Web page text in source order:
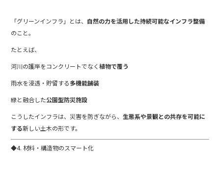
「グリーンインフラ」とは、 自然の力を活用した持続可能なインフラ整備
のこと。
たとえば、
河川の護岸をコンクリートでなく植物で覆う
雨水を浸透・貯留する多機能舗装
緑と融合した公園型防災施設
こうしたインフラは、災害を防ぎながら、生態系や景観との共存を可能に
する新しい土木の形です。
◆4. 材料・構造物のスマート化